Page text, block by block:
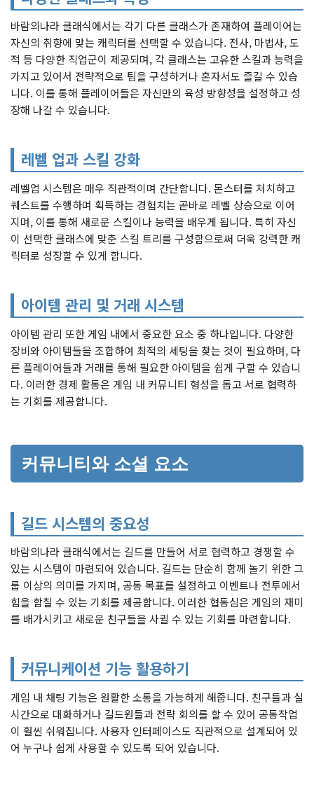
바람의나라 클래식에서는 각기 다른 클래스가 존재하여 플레이어는
자신의 취향에 맞는 캐릭터를 선택할 수 있습니다. 전사, 마법사, 도
적 등 다양한 직업군이 제공되며, 각 클래스는 고유한 스킬과 능력을
가지고 있어서 전략적으로 팀을 구성하거나 혼자서도 즐길 수 있습
니다. 이를 통해 플레이어들은 자신만의 육성 방향성을 설정하고 성
장해 나갈 수 있습니다.
레벨 업과 스킬 강화
레벨업 시스템은 매우 직관적이며 간단합니다. 몬스터를 처치하고
퀘스트를 수행하며 획득하는 경험치는 곧바로 레벨 상승으로 이어
지며, 이를 통해 새로운 스킬이나 능력을 배우게 됩니다. 특히 자신
이 선택한 클래스에 맞춘 스킬 트리를 구성함으로써 더욱 강력한 캐
릭터로 성장할 수 있게 합니다.
아이템 관리 및 거래 시스템
아이템 관리 또한 게임 내에서 중요한 요소 중 하나입니다. 다양한
장비와 아이템들을 조합하여 최적의 세팅을 찾는 것이 필요하며, 다
른 플레이어들과 거래를 통해 필요한 아이템을 쉽게 구할 수 있습니
다. 이러한 경제 활동은 게임 내 커뮤니티 형성을 돕고 서로 협력하
는 기회를 제공합니다.
커뮤니티와 소셜 요소
길드 시스템의 중요성
바람의나라 클래식에서는 길드를 만들어 서로 협력하고 경쟁할 수
있는 시스템이 마련되어 있습니다. 길드는 단순히 함께 놀기 위한 그
룹 이상의 의미를 가지며, 공동 목표를 설정하고 이벤트나 전투에서
힘을 합칠 수 있는 기회를 제공합니다. 이러한 협동심은 게임의 재미
를 배가시키고 새로운 친구들을 사귈 수 있는 기회를 마련합니다.
커뮤니케이션 기능 활용하기
게임 내 채팅 기능은 원활한 소통을 가능하게 해줍니다. 친구들과 실
시간으로 대화하거나 길드원들과 전략 회의를 할 수 있어 공동작업
이 훨씬 쉬워집니다. 사용자 인터페이스도 직관적으로 설계되어 있
어 누구나 쉽게 사용할 수 있도록 되어 있습니다.